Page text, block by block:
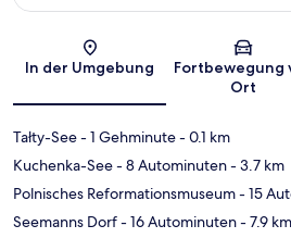
Karte
In der Umgebung
Fortbewegung
Ort
Tałty-See- 1 Gehminute- 0.1 km
Kuchenka-See- 8 Autominuten- 3.7 km
Polnisches Reformationsmuseum- 15
Seemanns Dorf- 16 Autominuten- 7.9 km